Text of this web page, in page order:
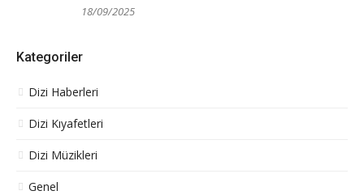
18/09/2025
Kategoriler
Dizi Haberleri
Dizi Kıyafetleri
Dizi Müzikleri
Genel